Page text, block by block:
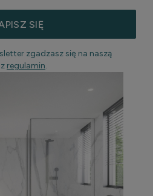
SIĘ
zgadzasz się na naszą
regulamin.